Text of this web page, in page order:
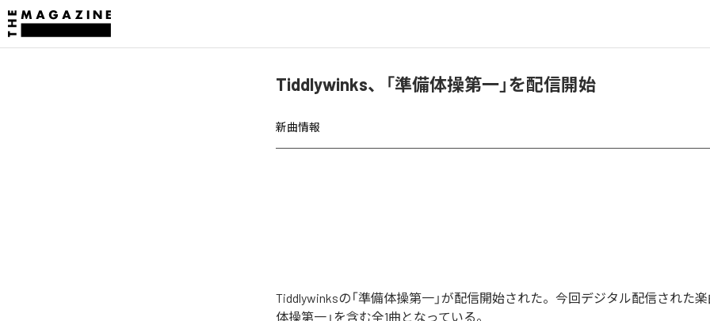
Tiddlywinks、「準備体操第一」を配信開始
新曲情報
Tiddlywinksの「準備体操第一」が配信開始された。今回デジタル配信された楽
体操第一」を含む全1曲となっている。